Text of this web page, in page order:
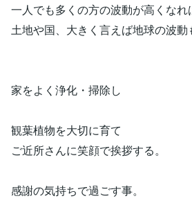
一人でも多くの方の波動が高くなれ
土地や国、大きく言えば地球の波動
家をよく浄化・掃除し
観葉植物を大切に育て
ご近所さんに笑顔で挨拶する。
感謝の気持ちで過ごす事。